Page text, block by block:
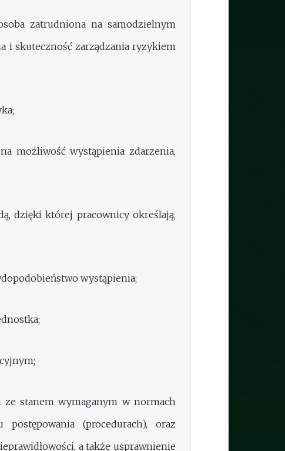
zatrudniona na samodzielnym
i skuteczność zarządzania ryzykiem
możliwość wystąpienia zdarzenia,
dzięki której pracownicy określają,
wystąpienia;
stanem wymaganym w normach
(procedurach), oraz
a także usprawnienie